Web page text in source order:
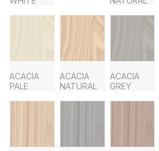
ACACIA
PALE
ACACIA
NATURAL
ACACIA
GREY